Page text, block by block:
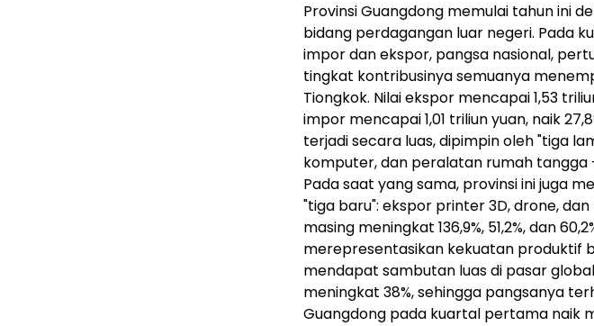
Provinsi Guangdong memulai tahun ini
bidang perdagangan luar negeri. Pada
impor dan ekspor, pangsa nasional,
tingkat kontribusinya semuanya
Tiongkok. Nilai ekspor mencapai 1,53
impor mencapai 1,01 triliun yuan, naik
terjadi secara luas, dipimpin oleh "tiga
komputer, dan peralatan rumah tangga
Pada saat yang sama, provinsi ini juga
"tiga baru": ekspor printer 3D, drone,
masing meningkat 136,9%, 51,2%, dan
merepresentasikan kekuatan produktif
mendapat sambutan luas di pasar
meningkat 38%, sehingga pangsanya
Guangdong pada kuartal pertama naik